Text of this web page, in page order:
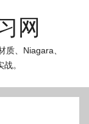
网
质、Niagara、
。